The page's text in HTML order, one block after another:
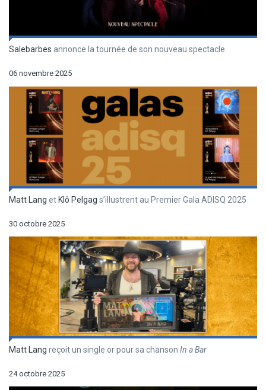
Salebarbes annonce la tournée de son nouveau spectacle
06 novembre 2025
Matt Lang etKlô Pelgag s’illustrent au Premier Gala ADISQ 2025
30 octobre 2025
Matt Lang reçoit un single or pour sa chanson In a Bar
24 octobre 2025